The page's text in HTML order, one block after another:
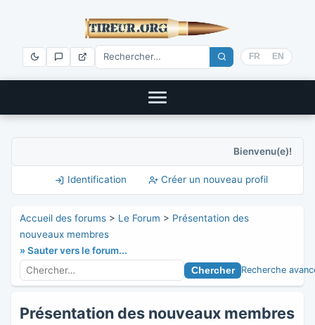
FR EN
Bienvenu(e)!
Identification Créer un nouveau profil
» Sauter vers le forum...
Accueil des forums > Le Forum > Présentation des
nouveaux membres
Recherche
Présentation des nouveaux membres